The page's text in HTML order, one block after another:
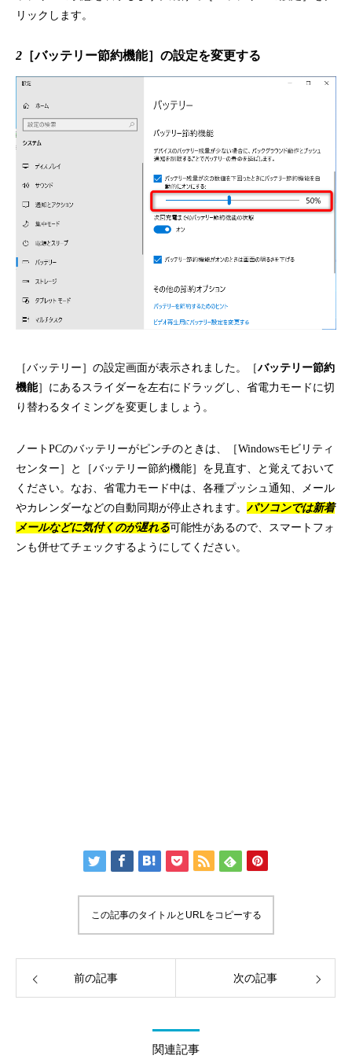
リックします。
2 ［バッテリー節約機能］の設定を変更する
［バッテリー］の設定画面が表示されました。［バッテリー節約
機能］にあるスライダーを左右にドラッグし、省電力モードに切
り替わるタイミングを変更しましょう。
ノートPCのバッテリーがピンチのときは、［Windowsモビリティ
センター］と［バッテリー節約機能］を見直す、と覚えておいて
ください。なお、省電力モード中は、各種プッシュ通知、メール
やカレンダーなどの自動同期が停止されます。 パソコンでは新着
メールなどに気付くのが遅れる可能性があるので、スマートフォ
ンも併せてチェックするようにしてください。
この記事のタイトルとURLをコピーする
前の記事 次の記事
関連記事